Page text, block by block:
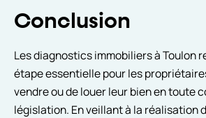
Conclusion
Les diagnostics immobiliers à Toulon
étape essentielle pour les
vendre ou de louer leur bien en toute
législation. En veillant à la réalisation